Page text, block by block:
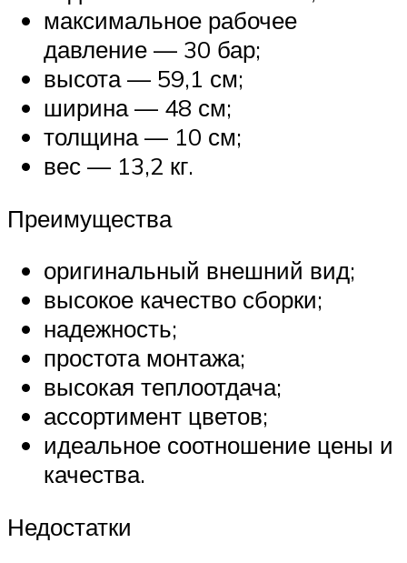
максимальное рабочее
давление — 30 бар;
высота — 59,1 см;
ширина — 48 см;
толщина — 10 см;
вес — 13,2 кг.
Преимущества
оригинальный внешний вид;
высокое качество сборки;
надежность;
простота монтажа;
высокая теплоотдача;
ассортимент цветов;
идеальное соотношение цены и
качества.
Недостатки